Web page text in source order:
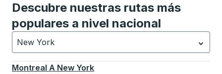
Descubre nuestras rutas más
populares a nivel nacional
New York
Currently selected: New York.La selección está
Montreal A New York